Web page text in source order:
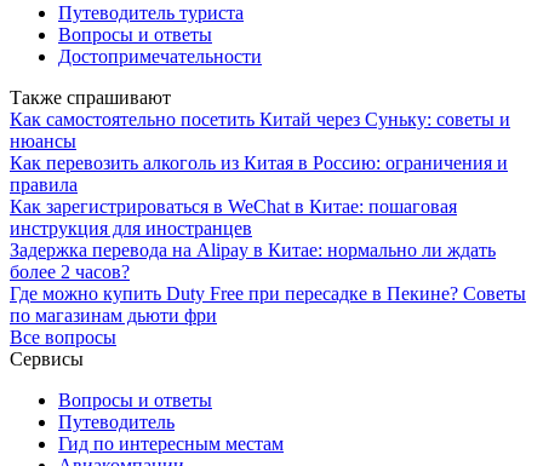
Путеводитель туриста
Вопросы и ответы
Достопримечательности
Также спрашивают
Как самостоятельно посетить Китай через Суньку: советы и
нюансы
Как перевозить алкоголь из Китая в Россию: ограничения и
правила
Как зарегистрироваться в WeChat в Китае: пошаговая
инструкция для иностранцев
Задержка перевода на Alipay в Китае: нормально ли ждать
более 2 часов?
Где можно купить Duty Free при пересадке в Пекине? Советы
по магазинам дьюти фри
Все вопросы
Сервисы
Вопросы и ответы
Путеводитель
Гид по интересным местам